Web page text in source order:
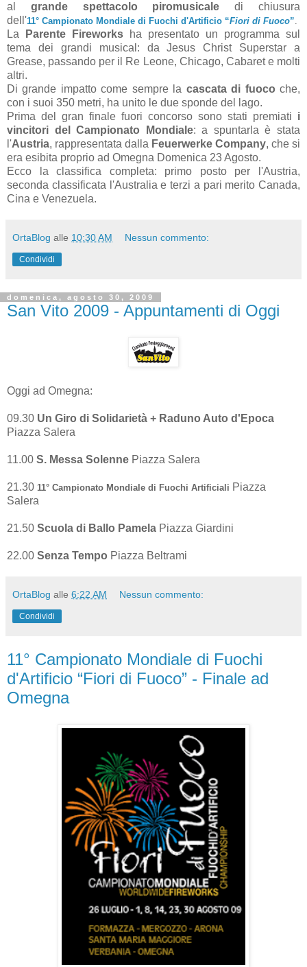
al grande spettacolo piromusicale di chiusura
dell'11° Campionato Mondiale di Fuochi d'Artificio “Fiori di Fuoco”.
La Parente Fireworks ha presentato un programma sul
tema dei grandi musical: da Jesus Christ Superstar a
Grease, passando per il Re Leone, Chicago, Cabaret e molti
altri.
Di grande impatto come sempre la cascata di fuoco che,
con i suoi 350 metri, ha unito le due sponde del lago.
Prima del gran finale fuori concorso sono stati premiati i
vincitori del Campionato Mondiale: a spuntarla è stata
l'Austria, rappresentata dalla Feuerwerke Company, che si
era esibita proprio ad Omegna Domenica 23 Agosto.
Ecco la classifica completa: primo posto per l'Austria,
seconda classificata l'Australia e terzi a pari merito Canada,
Cina e Venezuela.
OrtaBlog alle 10:30 AM Nessun commento:
Condividi
domenica, agosto 30, 2009
San Vito 2009 - Appuntamenti di Oggi
Oggi ad Omegna:
09.30 Un Giro di Solidarietà + Raduno Auto d'Epoca
Piazza Salera
11.00 S. Messa Solenne Piazza Salera
21.30 11° Campionato Mondiale di Fuochi Artificiali Piazza
Salera
21.50 Scuola di Ballo Pamela Piazza Giardini
22.00 Senza Tempo Piazza Beltrami
OrtaBlog alle 6:22 AM Nessun commento:
Condividi
11° Campionato Mondiale di Fuochi
d'Artificio “Fiori di Fuoco” - Finale ad
Omegna